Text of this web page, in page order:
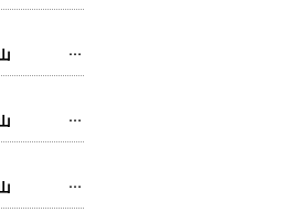
タイラバ 和歌山 遊漁船
タイラバ 和歌山 遊漁船
タイラバ 和歌山 遊漁船